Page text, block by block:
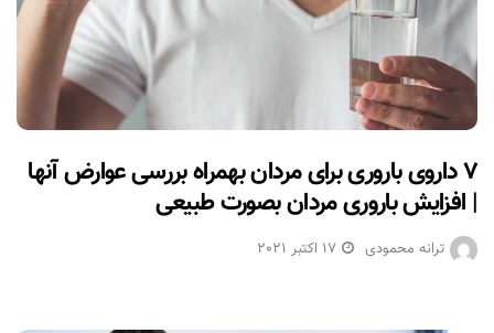
۷ داروی باروری برای مردان بهمراه بررسی عوارض آنها
| افزایش باروری مردان بصورت طبیعی
ترانه محمودی 17 اکتبر 2021